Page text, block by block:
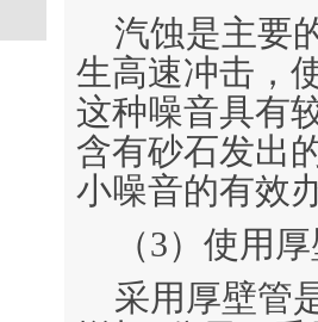
汽蚀是主要
生高速冲击，
这种噪音具有
含有砂石发出
小噪音的有效
（3）使用
采用厚壁管